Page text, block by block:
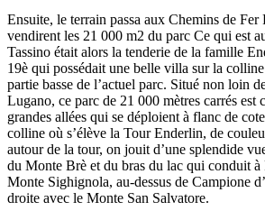
Ensuite, le terrain passa aux Chemins de
vendirent les 21 000 m2 du parc Ce qui est
Tassino était alors la tenderie de la famille
19è qui possédait une belle villa sur la
partie basse de l’actuel parc. Situé non loin
Lugano, ce parc de 21 000 mètres carrés est
grandes allées qui se déploient à flanc de
colline où s’élève la Tour Enderlin, de
autour de la tour, on jouit d’une splendide
du Monte Brè et du bras du lac qui conduit à
Monte Sighignola, au-dessus de Campione
droite avec le Monte San Salvatore.